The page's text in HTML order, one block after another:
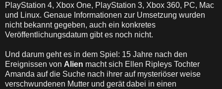
PlayStation 4, Xbox One, PlayStation 3, Xbox 360, PC, Mac
und Linux. Genaue Informationen zur Umsetzung wurden
nicht bekannt gegeben, auch ein konkretes
Veröffentlichungsdatum gibt es noch nicht.
Und darum geht es in dem Spiel: 15 Jahre nach den
Ereignissen von Alien macht sich Ellen Ripleys Tochter
Amanda auf die Suche nach ihrer auf mysteriöser weise
verschwundenen Mutter und gerät dabei in einen